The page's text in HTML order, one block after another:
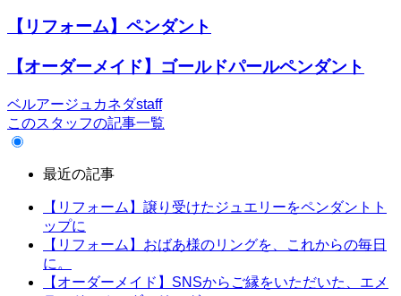
【リフォーム】ペンダント
【オーダーメイド】ゴールドパールペンダント
ベルアージュカネダstaff
このスタッフの記事一覧
最近の記事
【リフォーム】譲り受けたジュエリーをペンダントト
ップに
【リフォーム】おばあ様のリングを、これからの毎日
に。
【オーダーメイド】SNSからご縁をいただいた、エメ